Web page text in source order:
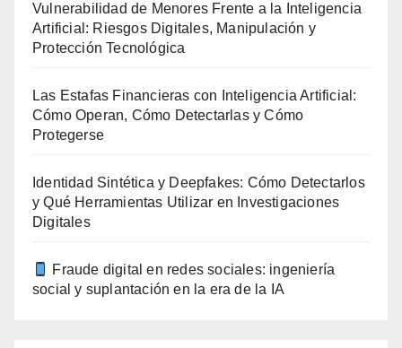
Vulnerabilidad de Menores Frente a la Inteligencia
Artificial: Riesgos Digitales, Manipulación y
Protección Tecnológica
Las Estafas Financieras con Inteligencia Artificial:
Cómo Operan, Cómo Detectarlas y Cómo
Protegerse
Identidad Sintética y Deepfakes: Cómo Detectarlos
y Qué Herramientas Utilizar en Investigaciones
Digitales
Fraude digital en redes sociales: ingeniería
social y suplantación en la era de la IA